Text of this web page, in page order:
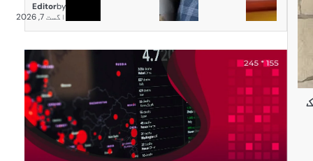
by
Editor
اگست 7, 2026